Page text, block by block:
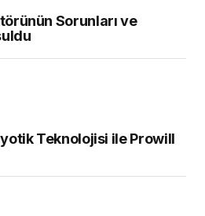
Sorunları ve
Teknolojisi ile Prowill